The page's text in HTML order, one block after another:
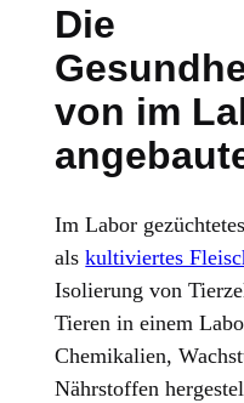
Die
von im
Im Labor
alskultiviertes
Isolierung von
Tieren in einem
Chemikalien,
Nährstoffen